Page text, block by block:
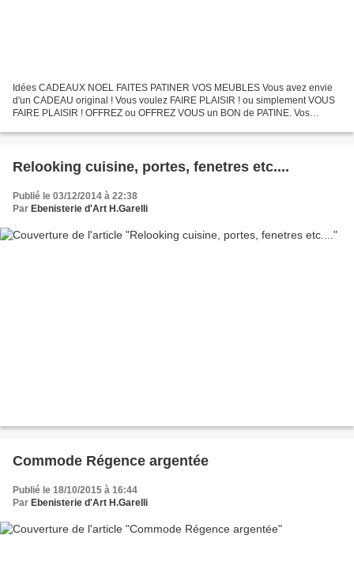
Idées CADEAUX NOEL FAITES PATINER VOS MEUBLES Vous avez envie
d'un CADEAU original ! Vous voulez FAIRE PLAISIR ! ou simplement VOUS
FAIRE PLAISIR ! OFFREZ ou OFFREZ VOUS un BON de PATINE. Vos
Relooking cuisine, portes, fenetres etc....
Publié le 03/12/2014 à 22:38
Par Ebenisterie d'Art H.Garelli
Commode Régence argentée
Publié le 18/10/2015 à 16:44
Par Ebenisterie d'Art H.Garelli